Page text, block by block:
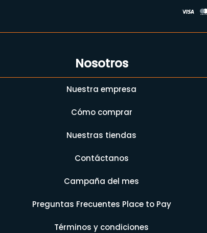
Nosotros
Nuestra empresa
Cómo comprar
Nuestras tiendas
Contáctanos
Campaña del mes
Preguntas Frecuentes Place to Pay
Términos y condiciones